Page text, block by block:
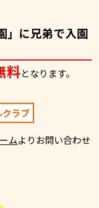
」に兄弟で入園
料となります。
ラブ
ムよりお問い合わせ